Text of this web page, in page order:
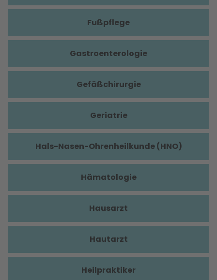
Fußpflege
Gastroenterologie
Gefäßchirurgie
Geriatrie
Hals-Nasen-Ohrenheilkunde (HNO)
Hämatologie
Hausarzt
Hautarzt
Heilpraktiker